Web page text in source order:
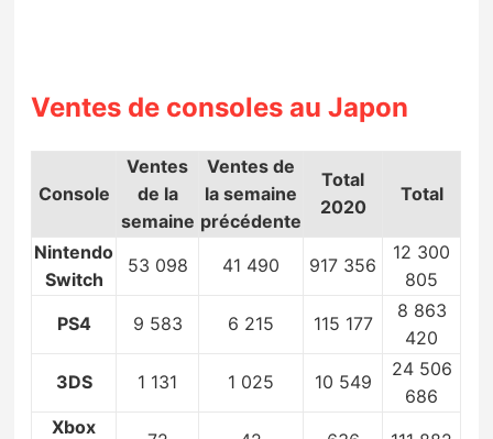
Ventes de consoles au Japon
Console
Ventes
de la
semaine
Ventes de
la semaine
précédente
Total
2020
Total
Nintendo
Switch
53 098 41 490 917 356
12 300
805
PS4
9 583 6 215 115 177
8 863
420
3DS
1 131 1 025 10 549
24 506
686
Xbox